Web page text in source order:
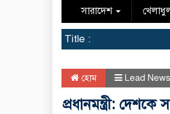
সারাদেশ
Title :
হোম Lead News
প্রধানমন্ত্রী: